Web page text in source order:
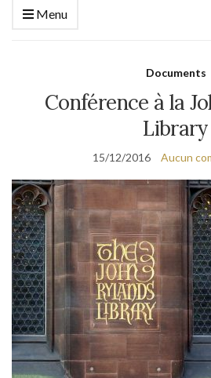
Menu
Documents
Conférence à la
Library
15/12/2016 Aucun